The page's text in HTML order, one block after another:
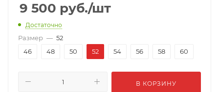
9 500 руб./шт
Достаточно
Размер — 52
46
48 50 52 54 56 58 60
В КОРЗИНУ